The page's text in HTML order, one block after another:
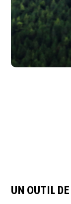
UN OUTIL